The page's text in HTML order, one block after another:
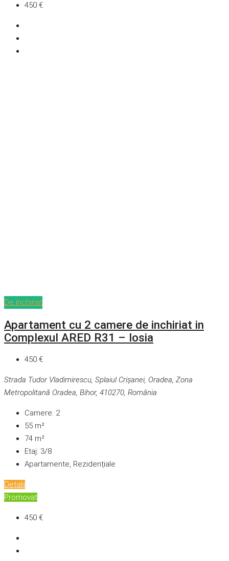
450 €
De închiriat
Apartament cu 2 camere de inchiriat in
Complexul ARED R31 – Iosia
450 €
Strada Tudor Vladimirescu, Splaiul Crișanei, Oradea, Zona
Metropolitană Oradea, Bihor, 410270, România
Camere: 2
55 m²
74 m²
Etaj: 3/8
Apartamente, Rezidențiale
Detalii
Promovat
450 €